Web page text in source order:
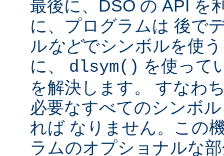
最後に、DSO の API を
に、プログラムは 後で
ルなどでシンボルを使
に、 dlsym() を使って
を解決します。 すなわ
必要なすべてのシンボ
れば なりません。この
ラムのオプショナルな